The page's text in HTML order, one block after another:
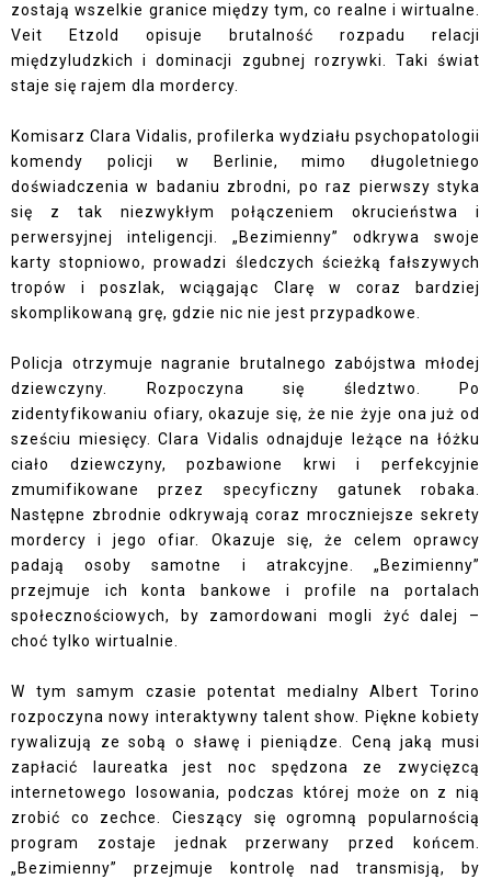
zostają wszelkie granice między tym, co realne i wirtualne.
Veit Etzold opisuje brutalność rozpadu relacji
międzyludzkich i dominacji zgubnej rozrywki. Taki świat
staje się rajem dla mordercy.
Komisarz Clara Vidalis, profilerka wydziału psychopatologii
komendy policji w Berlinie, mimo długoletniego
doświadczenia w badaniu zbrodni, po raz pierwszy styka
się z tak niezwykłym połączeniem okrucieństwa i
perwersyjnej inteligencji. „Bezimienny” odkrywa swoje
karty stopniowo, prowadzi śledczych ścieżką fałszywych
tropów i poszlak, wciągając Clarę w coraz bardziej
skomplikowaną grę, gdzie nic nie jest przypadkowe.
Policja otrzymuje nagranie brutalnego zabójstwa młodej
dziewczyny. Rozpoczyna się śledztwo. Po
zidentyfikowaniu ofiary, okazuje się, że nie żyje ona już od
sześciu miesięcy. Clara Vidalis odnajduje leżące na łóżku
ciało dziewczyny, pozbawione krwi i perfekcyjnie
zmumifikowane przez specyficzny gatunek robaka.
Następne zbrodnie odkrywają coraz mroczniejsze sekrety
mordercy i jego ofiar. Okazuje się, że celem oprawcy
padają osoby samotne i atrakcyjne. „Bezimienny”
przejmuje ich konta bankowe i profile na portalach
społecznościowych, by zamordowani mogli żyć dalej –
choć tylko wirtualnie.
W tym samym czasie potentat medialny Albert Torino
rozpoczyna nowy interaktywny talent show. Piękne kobiety
rywalizują ze sobą o sławę i pieniądze. Ceną jaką musi
zapłacić laureatka jest noc spędzona ze zwycięzcą
internetowego losowania, podczas której może on z nią
zrobić co zechce. Cieszący się ogromną popularnością
program zostaje jednak przerwany przed końcem.
„Bezimienny” przejmuje kontrolę nad transmisją, by